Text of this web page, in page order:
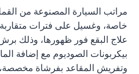
مراتب السيارة المصنوعة من
خاصة، وغسيل على فترات
علاج البقع فور ظهورها، وذلك
بيكربونات الصوديوم مع إضافة
وتفريش المقاعد بفرشاة